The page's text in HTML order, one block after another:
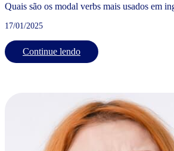
Quais são os modal verbs mais usados em
17/01/2025
Continue lendo